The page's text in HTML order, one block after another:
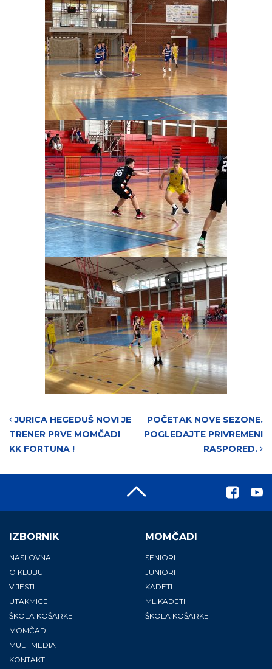
Post navigation
JURICA HEGEDUŠ NOVI JE
TRENER PRVE MOMČADI
KK FORTUNA !
POČETAK NOVE SEZONE.
POGLEDAJTE PRIVREMENI
RASPORED.
IZBORNIK
NASLOVNA
O KLUBU
VIJESTI
UTAKMICE
ŠKOLA KOŠARKE
MOMČADI
MULTIMEDIA
KONTAKT
MOMČADI
SENIORI
JUNIORI
KADETI
ML.KADETI
ŠKOLA KOŠARKE